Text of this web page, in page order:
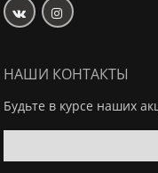
НАШИ КОНТАКТЫ
Будьте в курсе наших